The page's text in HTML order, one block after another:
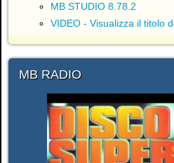
MB STUDIO 8.78.2
VIDEO - Visualizza il titolo
MB RADIO